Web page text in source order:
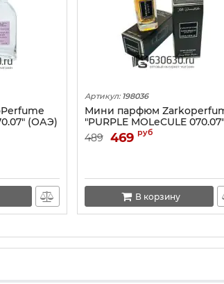
(ОАЭ)
Артикул: 198036
Мини парфюм
"PURPLE MOLeCULE
ml
489 469 руб
В корзину